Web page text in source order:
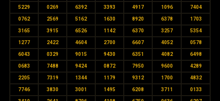
5229 0269 6392 3393 4917 1096 7404
0762 2569 5162 1630 8920 6378 1703
3165 3915 6526 1142 6370 3257 5354
1277 2422 4604 2700 6607 4052 0578
6043 0329 9015 9430 6351 4082 6498
0683 7488 9424 0872 7950 9600 4289
2205 7319 1344 1179 9312 1700 4832
7746 3830 3001 1495 6208 3711 0133